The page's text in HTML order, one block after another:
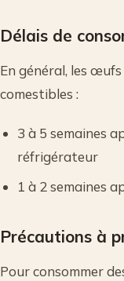
Délais de
En général, les
comestibles :
3 à 5 semaines
réfrigérateur
1 à 2 semaines
Précautions à
Pour consommer